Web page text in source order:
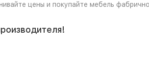
цены и покупайте мебель